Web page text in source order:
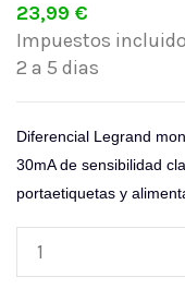
23,99 €
Impuestos
2 a 5 dias
Diferencial Legrand
30mA de sensibilidad
portaetiquetas y